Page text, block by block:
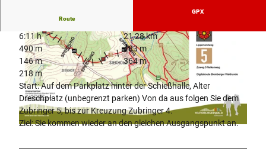
©CC-BY-SA
Route
GPX
6:11 h
21,28 km
490 m
483 m
146 m
364 m
218 m
Start: Auf dem Parkplatz hinter der Schießhalle, Alter
Dreschplatz (unbegrenzt parken) Von da aus folgen Sie dem
Zubringer 5, bis zur Kreuzung Zubringer 4.
Ziel: Sie kommen wieder an den gleichen Ausgangspunkt an.